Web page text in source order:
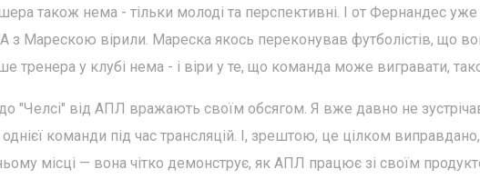
також нема - тільки молоді та перспективні. І от Фернандес уже
А з Марескою вірили. Мареска якось переконував футболістів, що
тренера у клубі нема - і віри у те, що команда може вигравати,
"Челсі" від АПЛ вражають своїм обсягом. Я вже давно не
команди під час трансляцій. І, зрештою, це цілком
місці — вона чітко демонструє, як АПЛ працює зі своїм